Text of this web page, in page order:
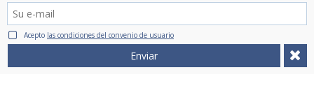
Acepto las condiciones del convenio de usuario
Enviar